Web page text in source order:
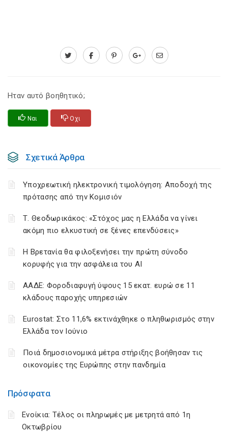
Πρόσφατα
Ενοίκια: Τέλος οι πληρωμές με μετρητά από 1η
Οκτωβρίου
Ηταν αυτό βοηθητικό;
Ναι Οχι
Σχετικά Άρθρα
Υποχρεωτική ηλεκτρονική τιμολόγηση: Αποδοχή της
πρότασης από την Κομισιόν
Τ. Θεοδωρικάκος: «Στόχος μας η Ελλάδα να γίνει
ακόμη πιο ελκυστική σε ξένες επενδύσεις»
Η Βρετανία θα φιλοξενήσει την πρώτη σύνοδο
κορυφής για την ασφάλεια του ΑΙ
ΑΑΔΕ: Φοροδιαφυγή ύψους 15 εκατ. ευρώ σε 11
κλάδους παροχής υπηρεσιών
Eurostat: Στο 11,6% εκτινάχθηκε ο πληθωρισμός στην
Ελλάδα τον Ιούνιο
Ποιά δημοσιονομικά μέτρα στήριξης βοήθησαν τις
οικονομίες της Ευρώπης στην πανδημία